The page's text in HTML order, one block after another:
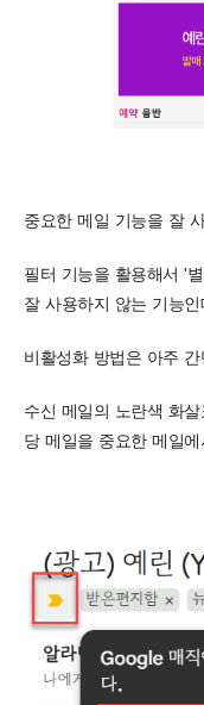
중요한 메일 기능을 잘
필터 기능을 활용해서 '
잘 사용하지 않는 기능인
비활성화 방법은 아주 간
수신 메일의 노란색 화
당 메일을 중요한 메일